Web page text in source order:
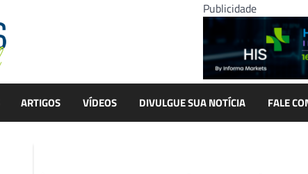
Publicidade
ARTIGOS VÍDEOS DIVULGUE SUA NOTÍCIA FALE